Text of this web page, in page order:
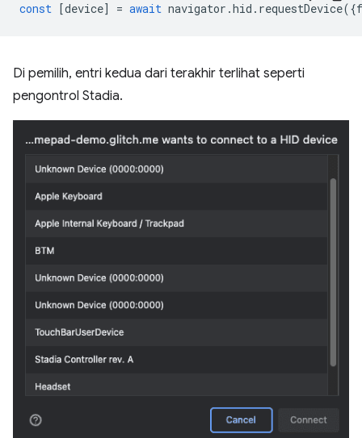
const [device] = await navigator .hid . requestDevice({
Di pemilih, entri kedua dari terakhir terlihat seperti
pengontrol Stadia.